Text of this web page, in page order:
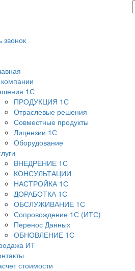
звонок
1С
ПРОДУКЦИЯ 1С
Отраслевые решения
Совместные продукты
Лицензии 1С
Оборудование
ВНЕДРЕНИЕ 1С
КОНСУЛЬТАЦИИ
НАСТРОЙКА 1С
ДОРАБОТКА 1С
ОБСЛУЖИВАНИЕ 1С
Сопровождение 1С (ИТС)
Перенос Данных
ОБНОВЛЕНИЕ 1С
ИТ
стоимости